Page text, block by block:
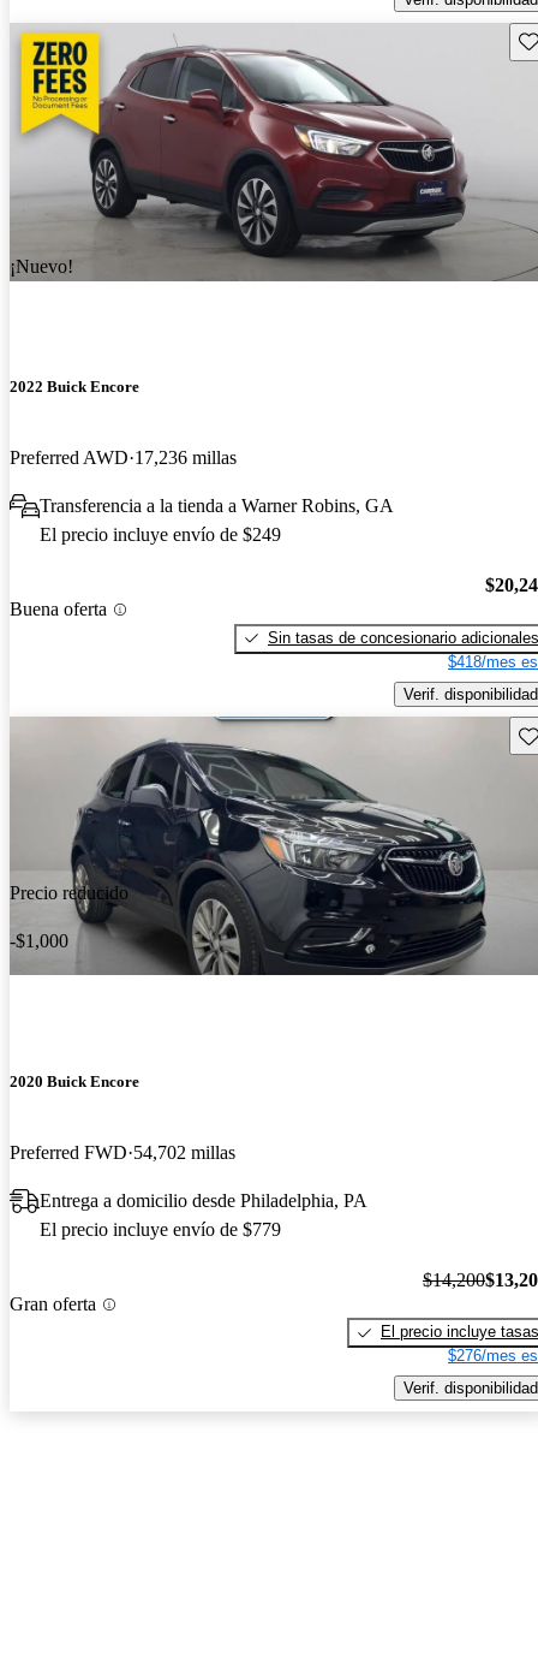
¡Nuevo!
2022 Buick Encore
Preferred AWD 17,236 millas
Transferencia a la tienda a Warner Robins, GA
El precio incluye envío de $249
Buena oferta
Sin tasas de concesionario adicionales
$418/mes
Verif. disponibilidad
Precio reducido
-$1,000
2020 Buick Encore
Preferred FWD 54,702 millas
Entrega a domicilio desde Philadelphia, PA
El precio incluye envío de $779
Gran oferta
$14,200
El precio incluye tasas
$276/mes
Verif. disponibilidad